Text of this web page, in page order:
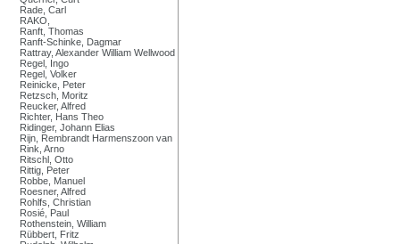
Rade, Carl
RAKO,
Ranft, Thomas
Ranft-Schinke, Dagmar
Rattray, Alexander William Wellwood
Regel, Ingo
Regel, Volker
Reinicke, Peter
Retzsch, Moritz
Reucker, Alfred
Richter, Hans Theo
Ridinger, Johann Elias
Rijn, Rembrandt Harmenszoon van
Rink, Arno
Ritschl, Otto
Rittig, Peter
Robbe, Manuel
Roesner, Alfred
Rohlfs, Christian
Rosié, Paul
Rothenstein, William
Rübbert, Fritz